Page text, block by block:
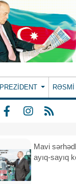
PREZIDENT
Mavi
ayıq-sayıq